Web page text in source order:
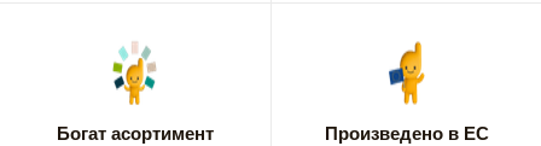
Богат асортимент Произведено в ЕС